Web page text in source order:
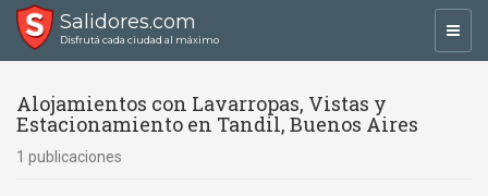
Salidores.com
Disfrutá cada ciudad al máximo
Alojamientos con Lavarropas, Vistas y
Estacionamiento en Tandil, Buenos Aires
1 publicaciones